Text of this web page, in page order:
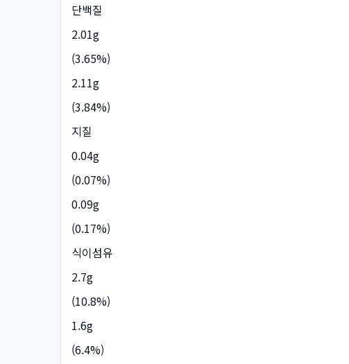
단백질
2.01g
(3.65%)
2.11g
(3.84%)
지질
0.04g
(0.07%)
0.09g
(0.17%)
식이섬유
2.7g
(10.8%)
1.6g
(6.4%)